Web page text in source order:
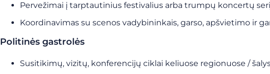
Pervežimai į tarptautinius festivalius arba trumpų koncertų
Koordinavimas su scenos vadybininkais, garso, apšvietimo ir
Politinės gastrolės
Susitikimų, vizitų, konferencijų ciklai keliuose regionuose /